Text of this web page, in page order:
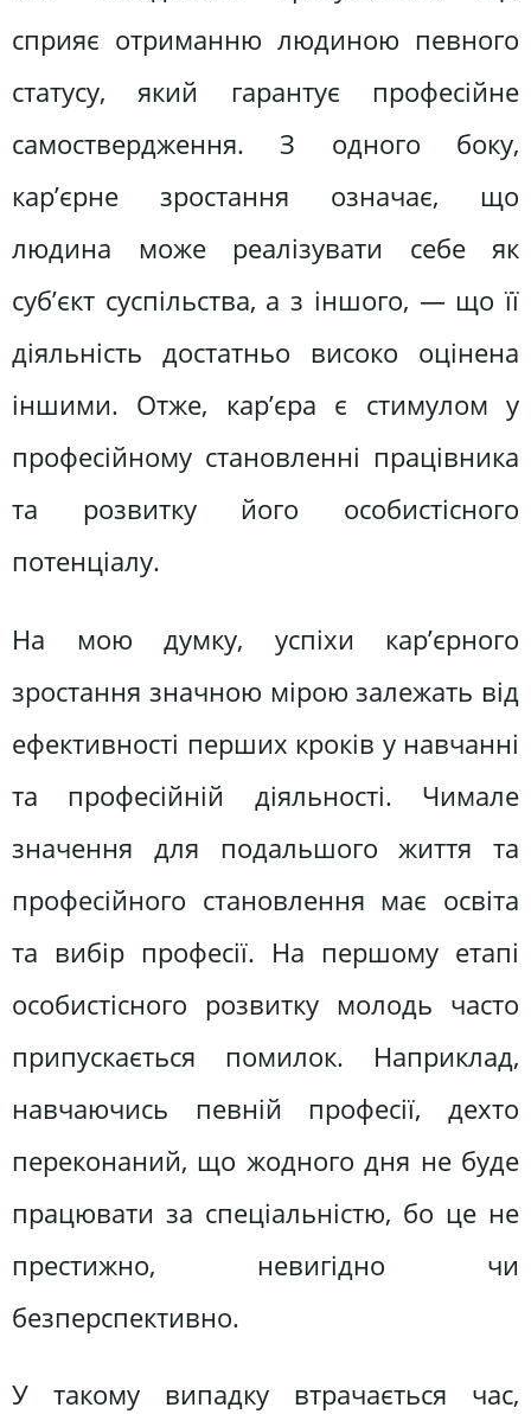
сприяє отриманню людиною певного
статусу, який гарантує професійне
самоствердження. З одного боку,
кар’єрне зростання означає, що
людина може реалізувати себе як
суб’єкт суспільства, а з іншого, — що її
діяльність достатньо високо оцінена
іншими. Отже, кар’єра є стимулом у
професійному становленні працівника
та розвитку його особистісного
потенціалу.
На мою думку, успіхи кар’єрного
зростання значною мірою залежать від
ефективності перших кроків у навчанні
та професійній діяльності. Чимале
значення для подальшого життя та
професійного становлення має освіта
та вибір професії. На першому етапі
особистісного розвитку молодь часто
припускається помилок. Наприклад,
навчаючись певній професії, дехто
переконаний, що жодного дня не буде
працювати за спеціальністю, бо це не
престижно, невигідно чи
безперспективно.
У такому випадку втрачається час,